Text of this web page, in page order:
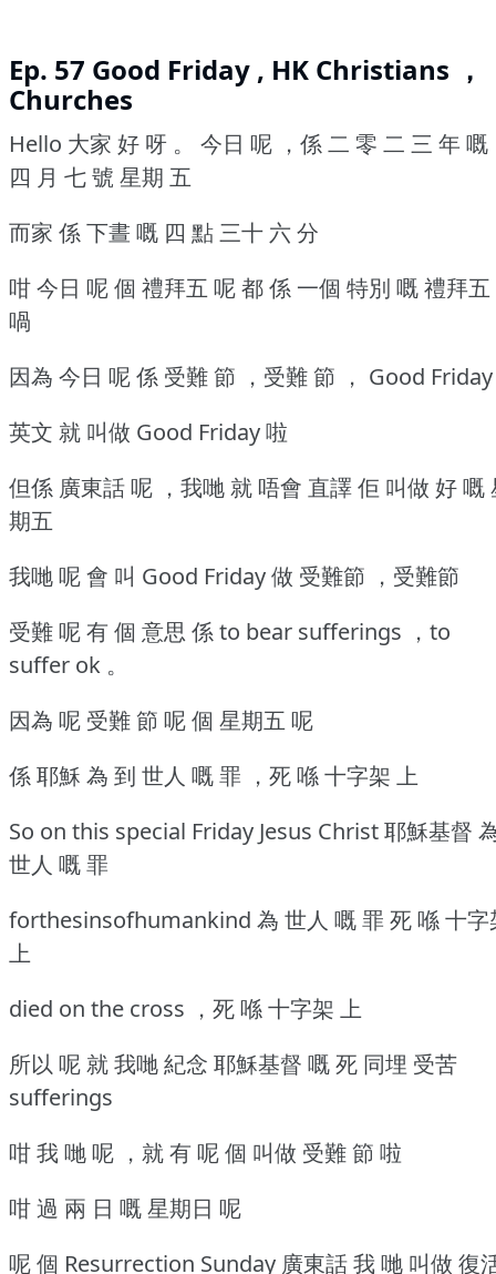
Ep. 57 Good Friday , HK Christians ，
Churches
Hello 大家 好 呀 。
今日 呢 ，係 二 零 二 三 年 嘅
四 月 七 號 星期 五
而家 係 下晝 嘅 四 點 三十 六 分
咁 今日 呢 個 禮拜五 呢 都 係 一個 特別 嘅 禮拜五
喎
因為 今日 呢 係 受難 節 ，受難 節 ， Good Friday
英文 就 叫做 Good Friday 啦
但係 廣東話 呢 ，我哋 就 唔會 直譯 佢 叫做 好 嘅
期五
我哋 呢 會 叫 Good Friday 做 受難節 ，受難節
受難 呢 有 個 意思 係 to bear sufferings ，to
suffer ok 。
因為 呢 受難 節 呢 個 星期五 呢
係 耶穌 為 到 世人 嘅 罪 ，死 喺 十字架 上
So on this special Friday Jesus Christ 耶穌基督
世人 嘅 罪
forthesinsofhumankind 為 世人 嘅 罪 死 喺 十字
上
died on the cross ，死 喺 十字架 上
所以 呢 就 我哋 紀念 耶穌基督 嘅 死 同埋 受苦
sufferings
咁 我 哋 呢 ，就 有 呢 個 叫做 受難 節 啦
咁 過 兩 日 嘅 星期日 呢
呢 個 Resurrection Sunday 廣東話 我 哋 叫做 復